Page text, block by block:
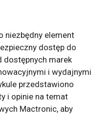
niezbędny element
dostęp do
dostępnych marek
i wydajnymi
przedstawiono
i opinie na temat
Mactronic, aby